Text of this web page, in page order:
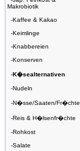
Makrobiotik
-Kaffee & Kakao
-Keimlinge
-Knabbereien
-Konserven
-K�sealternativen
-Nudeln
-N�sse/Saaten/Fr�chte
-Reis & H�lsenfr�chte
-Rohkost
-Salate